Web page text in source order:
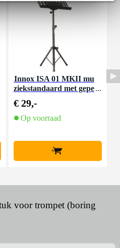
Innox ISA 01 MKII mu
ziekstandaard met gepe
€ 29,-
Op voorraad
+
voor trompet (boring